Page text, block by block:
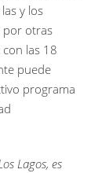
y los
por otras
las 18
puede
programa
Lagos, es